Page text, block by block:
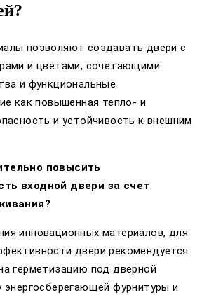
позволяют создавать двери с
и цветами, сочетающими
и функциональные
как повышенная тепло- и
и устойчивость к внешним
повысить
входной двери за счет
инновационных материалов, для
двери рекомендуется
герметизацию под дверной
энергосберегающей фурнитуры и